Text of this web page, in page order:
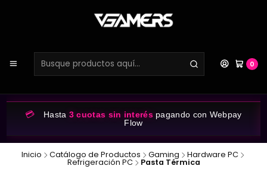
0
💳 Hasta 3 cuotas sin interéspagando con Webpay
Flow
Inicio Catálogo de Productos Gaming Hardware PC
Refrigeración PC Pasta Térmica